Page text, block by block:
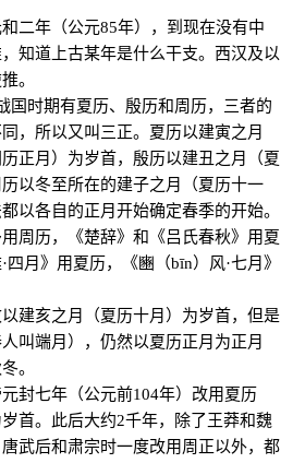
二年（公元85年），到现在没有中
知道上古某年是什么干支。西汉及以
。
国时期有夏历、殷历和周历，三者的
，所以又叫三正。夏历以建寅之月
历正月）为岁首，殷历以建丑之月（夏
以冬至所在的建子之月（夏历十一
以各自的正月开始确定春季的开始。
用周历，《楚辞》和《吕氏春秋》用夏
月》用夏历，《豳（bīn）风·七月》
建亥之月（夏历十月）为岁首，但是
叫端月），仍然以夏历正月为正月
。
封七年（公元前104年）改用夏历
岁首。此后大约2千年，除了王莽和魏
武后和肃宗时一度改用周正以外，都